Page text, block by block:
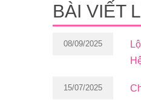
BÀI VIẾT
08/09/2025
15/07/2025